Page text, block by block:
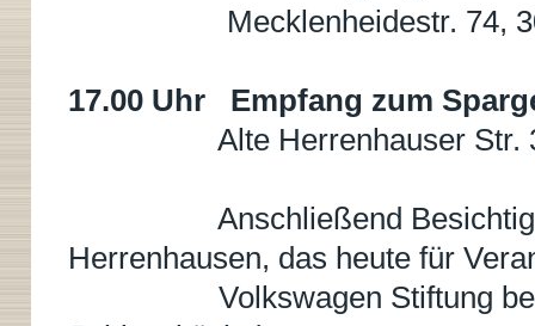
Mecklenheidestr. 74,
17.00 Uhr Empfang zum
Alte Herrenhauser Str. 3,
Anschließend Besichtigung
Herrenhausen, das heute für
Volkswagen Stiftung